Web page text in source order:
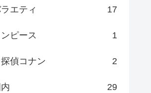
エティ 17
ピース 1
偵コナン 2
29